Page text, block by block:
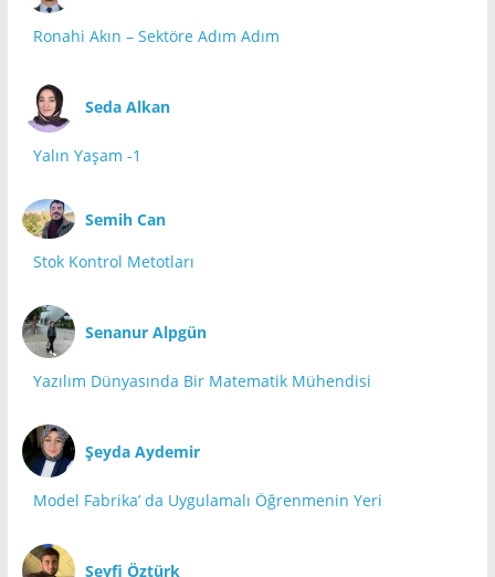
Ronahi Akın – Sektöre Adım Adım
Seda Alkan
Yalın Yaşam -1
Semih Can
Stok Kontrol Metotları
Senanur Alpgün
Yazılım Dünyasında Bir Matematik Mühendisi
Şeyda Aydemir
Model Fabrika’ da Uygulamalı Öğrenmenin Yeri
Seyfi Öztürk